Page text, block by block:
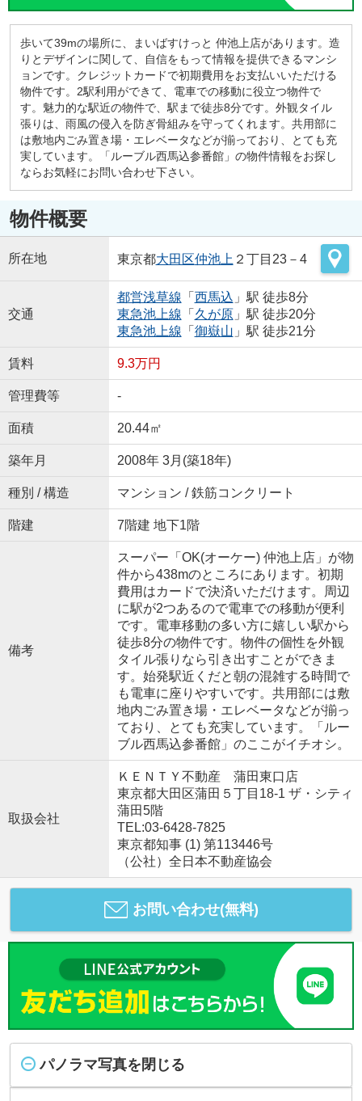
歩いて39mの場所に、まいばすけっと 仲池上店があります。造
りとデザインに関して、自信をもって情報を提供できるマンシ
ョンです。クレジットカードで初期費用をお支払いいただける
物件です。2駅利用ができて、電車での移動に役立つ物件で
す。魅力的な駅近の物件で、駅まで徒歩8分です。外観タイル
張りは、雨風の侵入を防ぎ骨組みを守ってくれます。共用部に
は敷地内ごみ置き場・エレベータなどが揃っており、とても充
実しています。「ルーブル西馬込参番館」の物件情報をお探し
ならお気軽にお問い合わせ下さい。
物件概要
所在地 東京都大田区仲池上 ２丁目23－4
交通
都営浅草線 「 西馬込 」駅 徒歩8分
東急池上線 「 久が原」駅 徒歩20分
東急池上線 「 御嶽山 」駅 徒歩21分
賃料 9.3万円
管理費等 -
面積 20.44㎡
築年月 2008年 3月(築18年)
種別 / 構造 マンション / 鉄筋コンクリート
階建 7階建 地下1階
備考
スーパー「OK(オーケー) 仲池上店」が物
件から438mのところにあります。初期
費用はカードで決済いただけます。周辺
に駅が2つあるので電車での移動が便利
です。電車移動の多い方に嬉しい駅から
徒歩8分の物件です。物件の個性を外観
タイル張りなら引き出すことができま
す。始発駅近くだと朝の混雑する時間で
も電車に座りやすいです。共用部には敷
地内ごみ置き場・エレベータなどが揃っ
ており、とても充実しています。「ルー
ブル西馬込参番館」のここがイチオシ。
取扱会社
ＫＥＮＴＹ不動産 蒲田東口店
東京都大田区蒲田５丁目18-1 ザ・シティ
蒲田5階
TEL:03-6428-7825
東京都知事 (1) 第113446号
（公社）全日本不動産協会
お問い合わせ(無料)
パノラマ写真を閉じる